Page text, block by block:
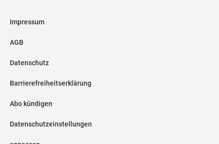
Impressum
AGB
Datenschutz
Barrierefreiheitserklärung
Abo kündigen
Datenschutzeinstellungen